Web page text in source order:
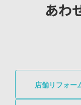
あわ
店舗リフォー